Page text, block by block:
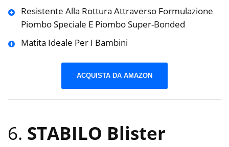
Resistente Alla Rottura Attraverso Formulazione
Piombo Speciale E Piombo Super-Bonded
Matita Ideale Per I Bambini
ACQUISTA DA AMAZON
6. STABILO Blister